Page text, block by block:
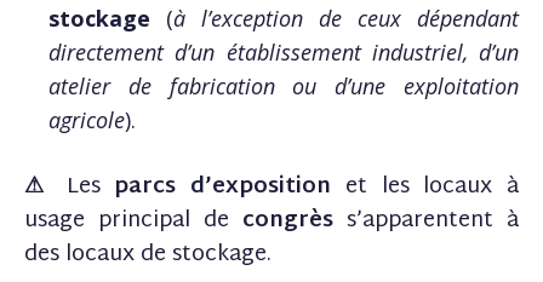
stockage (à l’exception de ceux dépendant
directement d’un établissement industriel, d’un
atelier de fabrication ou d’une exploitation
agricole).
⚠ Les parcs d’exposition et les locaux à
usage principal de congrès s’apparentent à
des locaux de stockage.